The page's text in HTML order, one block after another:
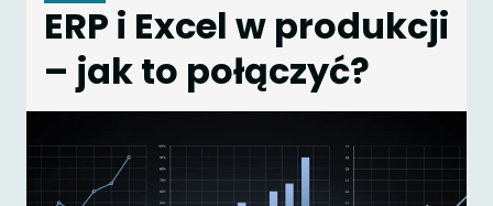
ERP i Excel w produkcji
– jak to połączyć?